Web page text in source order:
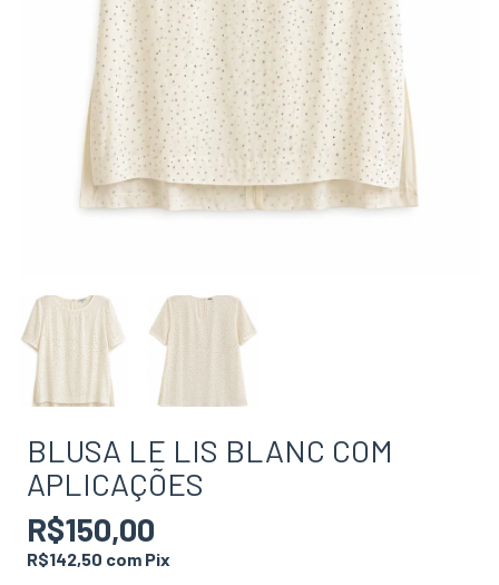
BLUSA LE LIS BLANC COM
APLICAÇÕES
R$150,00
R$142,50 com Pix